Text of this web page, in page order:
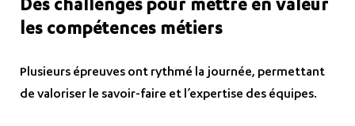
Des challenges pour mettre en valeur
les compétences métiers
Plusieurs épreuves ont rythmé la journée, permettant
de valoriser le savoir-faire et l’expertise des équipes.